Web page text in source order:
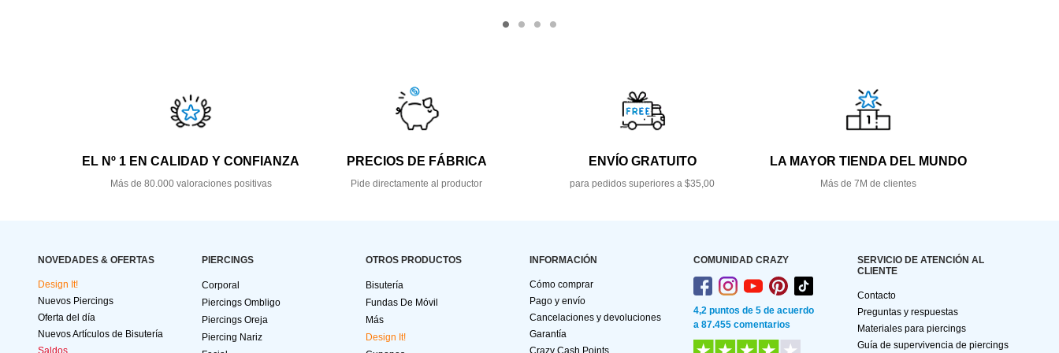
EL Nº 1 EN CALIDAD Y CONFIANZA
Más de 80.000 valoraciones positivas
PRECIOS DE FÁBRICA
Pide directamente al productor
ENVÍO GRATUITO
para pedidos superiores a $35,00
LA MAYOR TIENDA DEL MUNDO
Más de 7M de clientes
NOVEDADES & OFERTAS
Design It!
Nuevos Piercings
Oferta del día
Nuevos Artículos de Bisutería
Saldos
PIERCINGS
Corporal
Piercings Ombligo
Piercings Oreja
Piercing Nariz
OTROS PRODUCTOS
Bisutería
Fundas De Móvil
Más
Design It!
INFORMACIÓN
Cómo comprar
Pago y envío
Cancelaciones y devoluciones
Garantía
Crazy Cash Points
COMUNIDAD CRAZY
4,2 puntos de 5 de acuerdo
a 87.455 comentarios
SERVICIO DE ATENCIÓN AL
CLIENTE
Contacto
Preguntas y respuestas
Materiales para piercings
Guía de supervivencia de piercings